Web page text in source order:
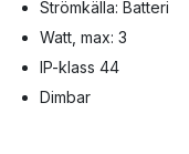
Strömkälla: Batteri
Watt, max: 3
IP-klass 44
Dimbar